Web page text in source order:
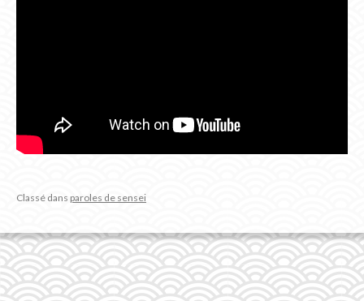
Classé dans paroles de sensei